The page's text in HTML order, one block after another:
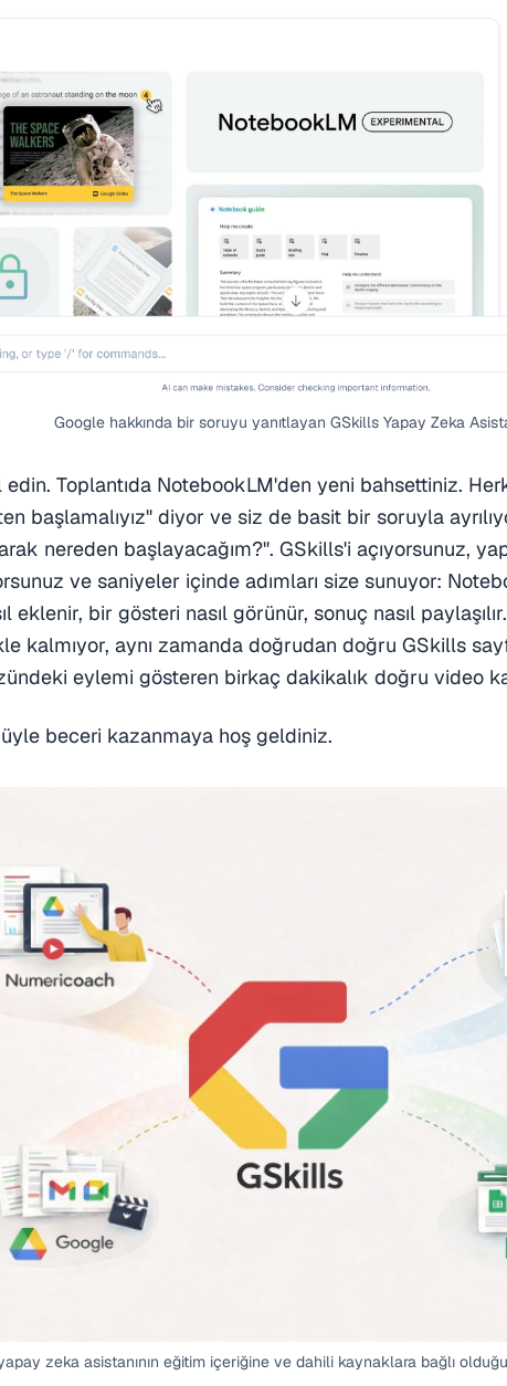
Google hakkında bir soruyu yanıtlayan GSkills Yapay Zeka
Toplantıda NotebookLM'den yeni bahsettiniz.
başlamalıyız" diyor ve siz de basit bir soruyla
nereden başlayacağım?". GSkills'i açıyorsunuz,
ve saniyeler içinde adımları size sunuyor:
eklenir, bir gösteri nasıl görünür, sonuç nasıl
kalmıyor, aynı zamanda doğrudan doğru GSkills
eylemi gösteren birkaç dakikalık doğru video
beceri kazanmaya hoş geldiniz.
zeka asistanının eğitim içeriğine ve dahili kaynaklara bağlı